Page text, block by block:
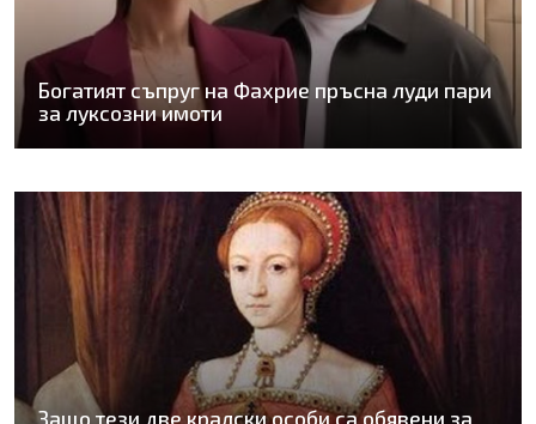
Богатият съпруг на Фахрие пръсна луди пари
за луксозни имоти
Защо тези две кралски особи са обявени за